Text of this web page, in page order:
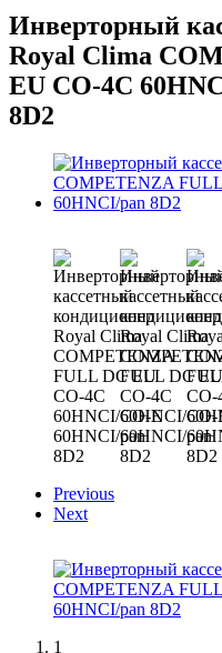
Инверторный
Royal Clima
EU CO-4C
8D2
Previous
Next
1